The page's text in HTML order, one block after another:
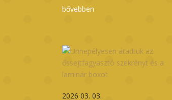
bővebben
2026 03. 03.